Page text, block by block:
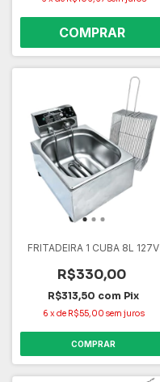
FRITADEIRA 1 CUBA 8L 127V
R$330,00
R$313,50 com Pix
6 xde R$55,00 sem juros
COMPRAR